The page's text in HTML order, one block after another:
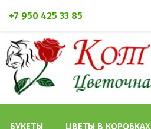
+7 950 425 33 85